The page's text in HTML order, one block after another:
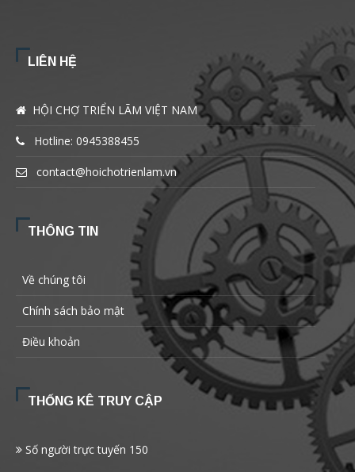
LIÊN HỆ
HỘI CHỢ TRIỂN LÃM VIỆT NAM
Hotline: 0945388455
contact@hoichotrienlam.vn
THÔNG TIN
Về chúng tôi
Chính sách bảo mật
Điều khoản
THỐNG KÊ TRUY CẬP
Số người trực tuyến 150